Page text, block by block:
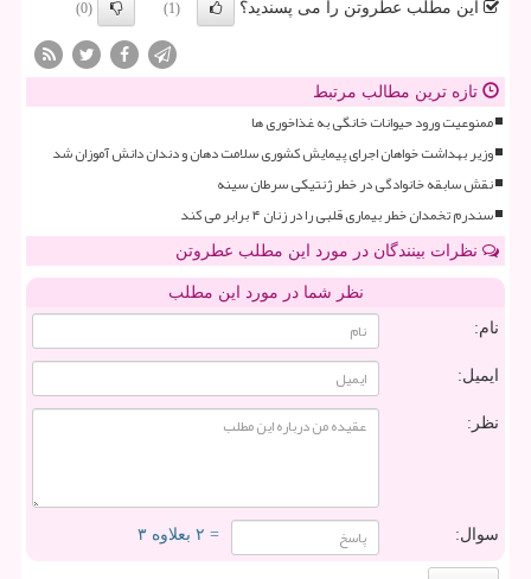
این مطلب عطروتن را می پسندید؟ (1)
(0)
تازه ترین مطالب مرتبط
ممنوعیت ورود حیوانات خانگی به غذاخوری ها
وزیر بهداشت خواهان اجرای پیمایش کشوری سلامت دهان و دندان دانش آموزان شد
نقش سابقه خانوادگی در خطر ژنتیکی سرطان سینه
سندرم تخمدان خطر بیماری قلبی را در زنان ۴ برابر می کند
نظرات بینندگان در مورد این مطلب عطروتن
نظر شما در مورد این مطلب
نام:
ایمیل:
نظر:
سوال: = ۲ بعلاوه ۳